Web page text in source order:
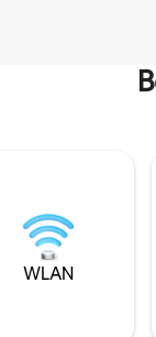
WLAN